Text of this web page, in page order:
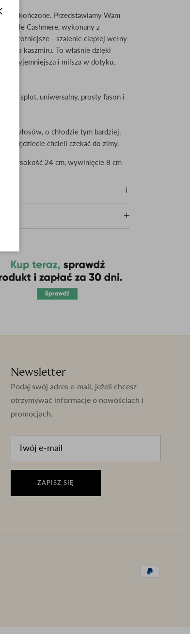
zakończone. Przedstawiamy Wam
Cashmere, wykonany z
najistotniejsze - szalenie ciepłej wełny
kaszmiru. To właśnie dzięki
przyjemniejsza i milsza w dotyku,
splot, uniwersalny, prosty fason i
włosów, o chłodzie tym bardziej.
nie będziecie chcieli czekać do zimy.
wysokość 24 cm, wywinięcie 8 cm
Newsletter
Podaj swój adres e-mail, jeżeli chcesz
otrzymywać informacje o nowościach i
promocjach.
ZAPISZ SIĘ